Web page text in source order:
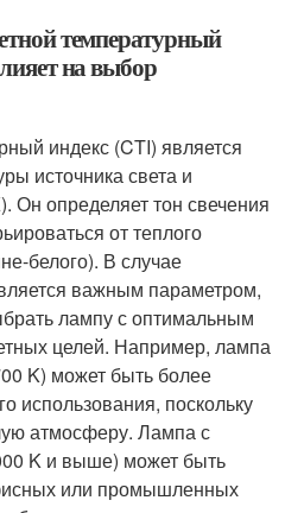
температурный
на выбор
индекс (CTI) является
источника света и
Он определяет тон свечения
от теплого
белого). В случае
важным параметром,
лампу с оптимальным
целей. Например, лампа
K) может быть более
использования, поскольку
атмосферу. Лампа с
K и выше) может быть
или промышленных